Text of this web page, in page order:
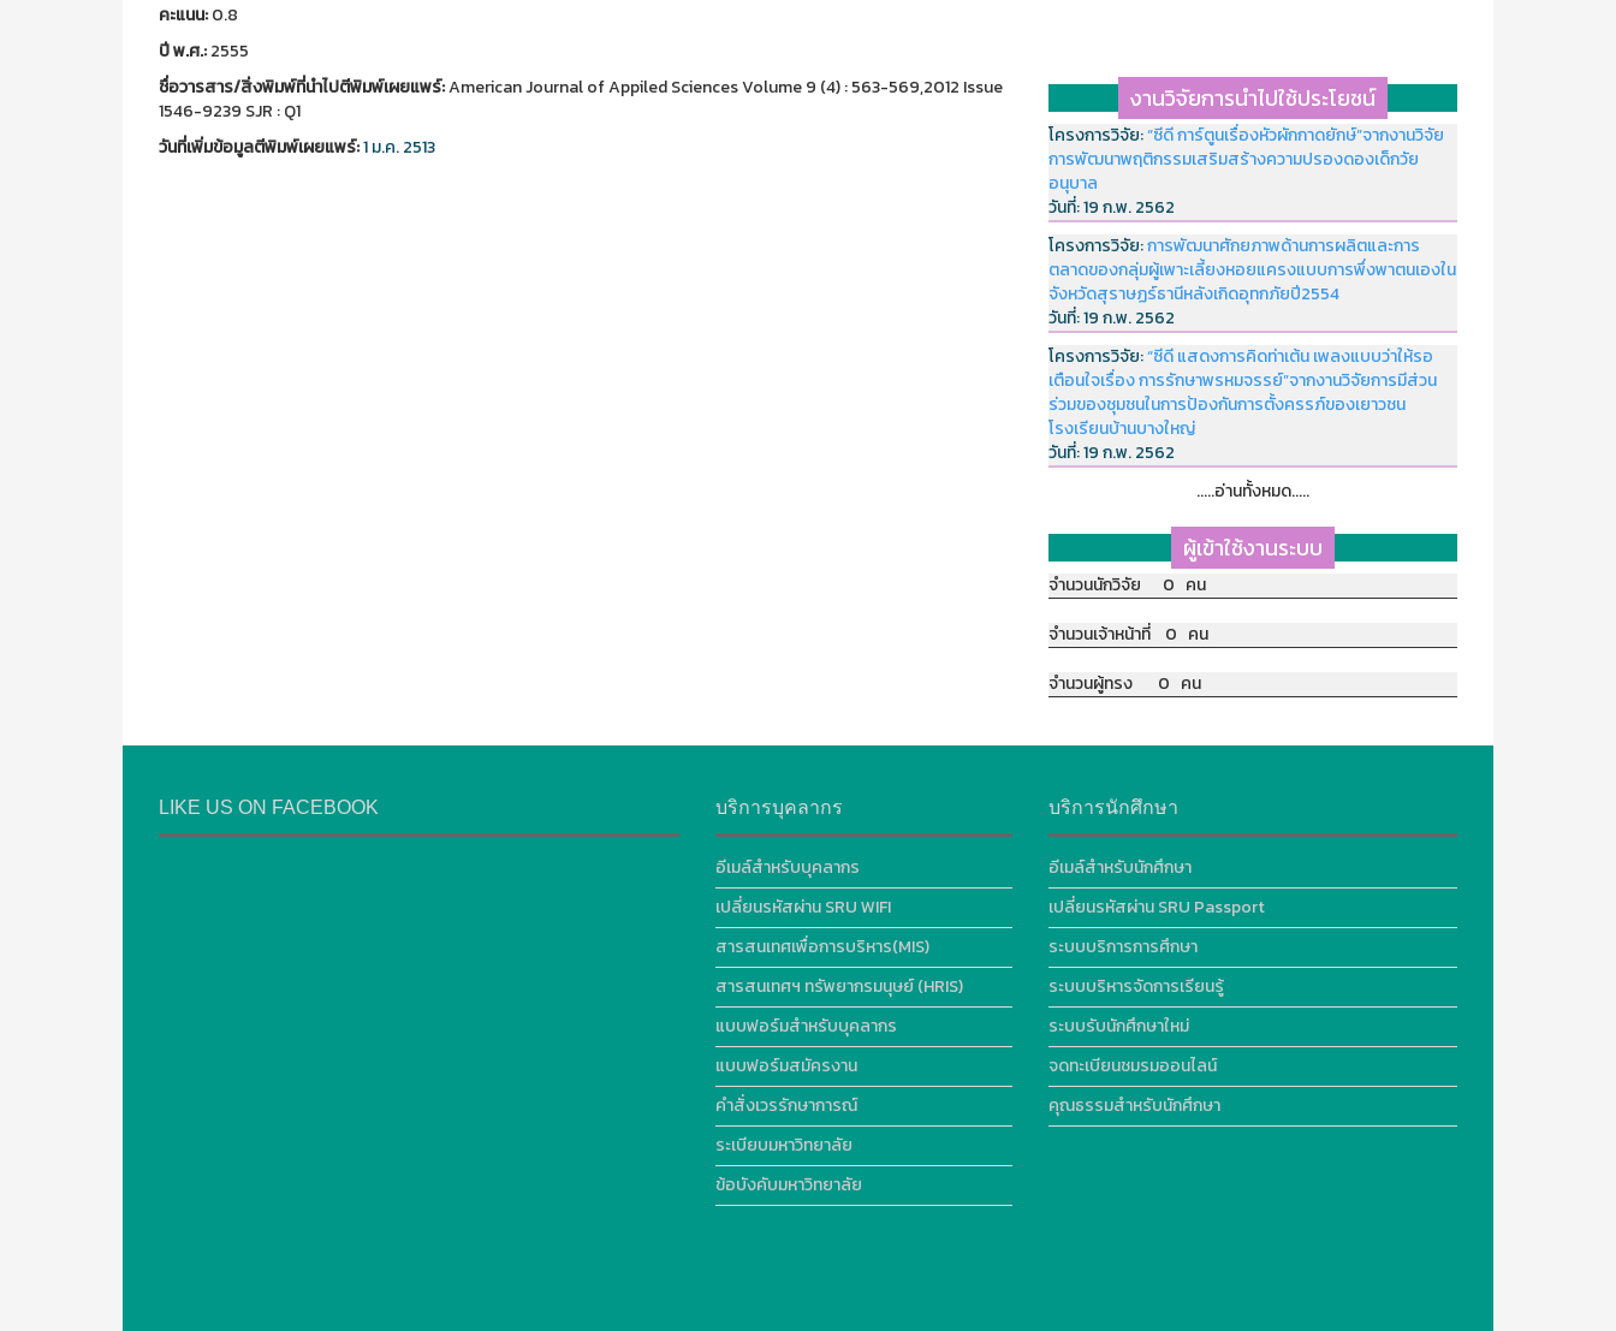
คะแนน:0.8
ปี พ.ศ.:2555
ชื่อวารสาร/สิ่งพิมพ์ที่นำไปตีพิมพ์เผยแพร์:American Journal of Appiled Sciences Volume 9 (4) : 563-569,2012 Issue
1546-9239 SJR : Q1
วันที่เพิ่มข้อมูลตีพิมพ์เผยแพร์:1 ม.ค. 2513
งานวิจัยการนำไปใช้ประโยชน์
โครงการวิจัย:“ซีดี การ์ตูนเรื่องหัวผักกาดยักษ์”จากงานวิจัย
การพัฒนาพฤติกรรมเสริมสร้างความปรองดองเด็กวัย
อนุบาล
วันที่:19 ก.พ. 2562
โครงการวิจัย:การพัฒนาศักยภาพด้านการผลิตและการ
ตลาดของกลุ่มผู้เพาะเลี้ยงหอยแครงแบบการพึ่งพาตนเองใน
จังหวัดสุราษฏร์ธานีหลังเกิดอุทกภัยปี2554
วันที่:19 ก.พ. 2562
โครงการวิจัย:“ซีดี แสดงการคิดท่าเต้น เพลงแบบว่าให้รอ
เตือนใจเรื่อง การรักษาพรหมจรรย์”จากงานวิจัยการมีส่วน
ร่วมของชุมชนในการป้องกันการตั้งครรภ์ของเยาวชน
โรงเรียนบ้านบางใหญ่
วันที่:19 ก.พ. 2562
.....อ่านทั้งหมด.....
ผู้เข้าใช้งานระบบ
จำนวนนักวิจัย 0 คน
จำนวนเจ้าหน้าที่ 0 คน
จำนวนผู้ทรง 0 คน
LIKE US ON FACEBOOK บริการบุคลากร
อีเมล์สำหรับบุคลากร
เปลี่ยนรหัสผ่าน SRU WIFI
สารสนเทศเพื่อการบริหาร(MIS)
สารสนเทศฯ ทรัพยากรมนุษย์ (HRIS)
แบบฟอร์มสำหรับบุคลากร
แบบฟอร์มสมัครงาน
คำสั่งเวรรักษาการณ์
ระเบียบมหาวิทยาลัย
ข้อบังคับมหาวิทยาลัย
บริการนักศึกษา
อีเมล์สำหรับนักศึกษา
เปลี่ยนรหัสผ่าน SRU Passport
ระบบบริการการศึกษา
ระบบบริหารจัดการเรียนรู้
ระบบรับนักศึกษาใหม่
จดทะเบียนชมรมออนไลน์
คุณธรรมสำหรับนักศึกษา